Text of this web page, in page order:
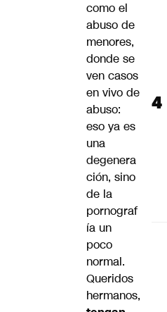
como el
abuso de
menores,
donde se
ven casos
en vivo de
abuso:
eso ya es
una
degenera
ción, sino
de la
pornograf
ía un
poco
normal.
Queridos
hermanos,